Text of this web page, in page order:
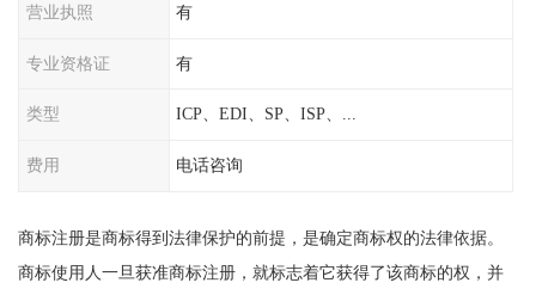
营业执照 有
专业资格证 有
类型 ICP、EDI、SP、ISP、...
费用 电话咨询
商标注册是商标得到法律保护的前提，是确定商标权的法律依据。
商标使用人一旦获准商标注册，就标志着它获得了该商标的权，并